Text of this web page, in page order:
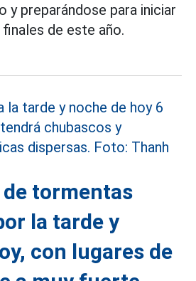
y preparándose para iniciar
de este año.
tormentas
la tarde y
con lugares de